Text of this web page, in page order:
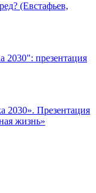
(Евстафьев,
2030": презентация
2030». Презентация
жизнь»